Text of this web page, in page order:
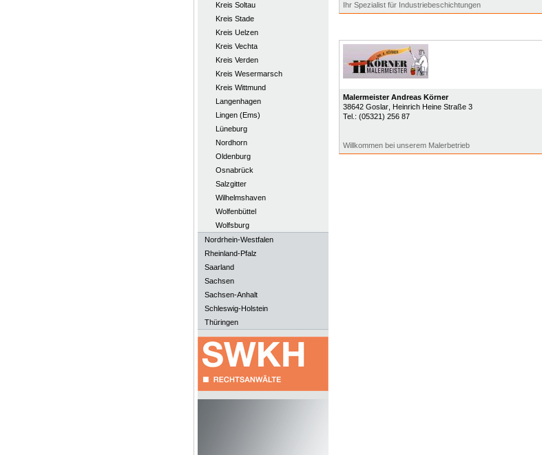
Kreis Soltau
Kreis Stade
Kreis Uelzen
Kreis Vechta
Kreis Verden
Kreis Wesermarsch
Kreis Wittmund
Langenhagen
Lingen (Ems)
Lüneburg
Nordhorn
Oldenburg
Osnabrück
Salzgitter
Wilhelmshaven
Wolfenbüttel
Wolfsburg
Nordrhein-Westfalen
Rheinland-Pfalz
Saarland
Sachsen
Sachsen-Anhalt
Schleswig-Holstein
Thüringen
Ihr Spezialist für Industriebeschichtungen
Malermeister Andreas Körner
38642 Goslar, Heinrich Heine Straße 3
Tel.: (05321) 256 87
Willkommen bei unserem Malerbetrieb